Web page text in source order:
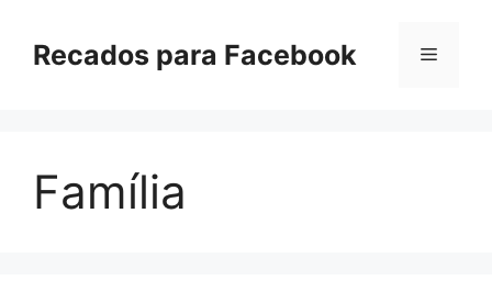
paraRecados para Facebook Menu
Família